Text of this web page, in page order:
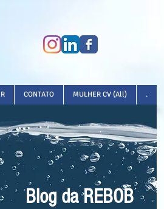
CONTATO MULHER CV (All) .
Blog da REBOB